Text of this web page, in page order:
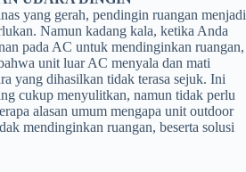
yang gerah, pendingin ruangan menjadi
Namun kadang kala, ketika Anda
pada AC untuk mendinginkan ruangan,
unit luar AC menyala dan mati
yang dihasilkan tidak terasa sejuk. Ini
cukup menyulitkan, namun tidak perlu
alasan umum mengapa unit outdoor
mendinginkan ruangan, beserta solusi